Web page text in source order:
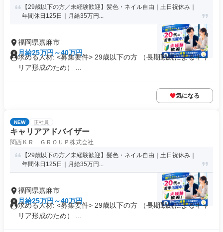
【29歳以下の方／未経験歓迎】髪色・ネイル自由｜土日祝休み｜
年間休日125日｜月給35万円...
福岡県嘉麻市
月給25万円～40万円
求める人材: <募集要件> 29歳以下の方 （長期勤続によるキャ
リア形成のため） ...
気になる
NEW 正社員
キャリアアドバイザー
関西ＫＲ ＧＲＯＵＰ株式会社
【29歳以下の方／未経験歓迎】髪色・ネイル自由｜土日祝休み｜
年間休日125日｜月給35万円...
福岡県嘉麻市
月給25万円～40万円
求める人材: <募集要件> 29歳以下の方 （長期勤続によるキャ
リア形成のため） ...